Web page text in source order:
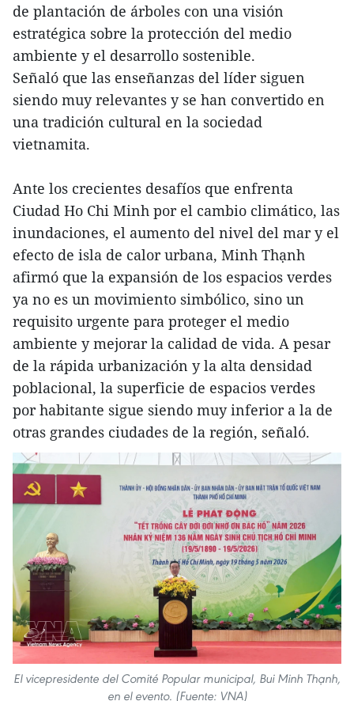
de plantación de árboles con una visión
estratégica sobre la protección del medio
ambiente y el desarrollo sostenible.
Señaló que las enseñanzas del líder siguen
siendo muy relevantes y se han convertido en
una tradición cultural en la sociedad
vietnamita.
Ante los crecientes desafíos que enfrenta
Ciudad Ho Chi Minh por el cambio climático, las
inundaciones, el aumento del nivel del mar y el
efecto de isla de calor urbana, Minh Thạnh
afirmó que la expansión de los espacios verdes
ya no es un movimiento simbólico, sino un
requisito urgente para proteger el medio
ambiente y mejorar la calidad de vida. A pesar
de la rápida urbanización y la alta densidad
poblacional, la superficie de espacios verdes
por habitante sigue siendo muy inferior a la de
otras grandes ciudades de la región, señaló.
El vicepresidente del Comité Popular municipal, Bui Minh Thạnh,
en el evento. (Fuente: VNA)